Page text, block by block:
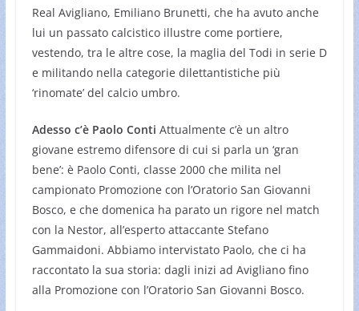
Real Avigliano, Emiliano Brunetti, che ha avuto anche
lui un passato calcistico illustre come portiere,
vestendo, tra le altre cose, la maglia del Todi in serie D
e militando nella categorie dilettantistiche più
‘rinomate’ del calcio umbro.
Adesso c’è Paolo Conti Attualmente c’è un altro
giovane estremo difensore di cui si parla un ‘gran
bene’: è Paolo Conti, classe 2000 che milita nel
campionato Promozione con l’Oratorio San Giovanni
Bosco, e che domenica ha parato un rigore nel match
con la Nestor, all’esperto attaccante Stefano
Gammaidoni. Abbiamo intervistato Paolo, che ci ha
raccontato la sua storia: dagli inizi ad Avigliano fino
alla Promozione con l’Oratorio San Giovanni Bosco.